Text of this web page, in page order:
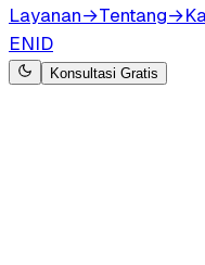
Layanan→Tentang→
ENID
Konsultasi Gratis